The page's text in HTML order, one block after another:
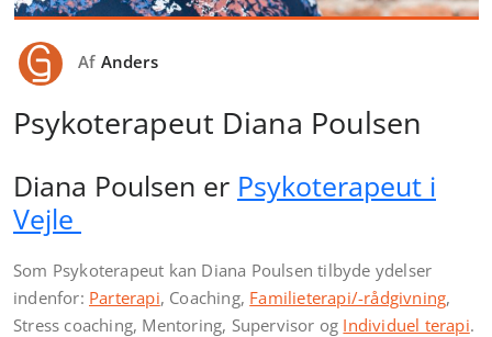
Af Anders
Psykoterapeut Diana Poulsen
Diana Poulsen er Psykoterapeut i
Vejle
Som Psykoterapeut kan Diana Poulsen tilbyde ydelser
indenfor: Parterapi, Coaching, Familieterapi/-rådgivning,
Stress coaching, Mentoring, Supervisor og Individuel terapi.